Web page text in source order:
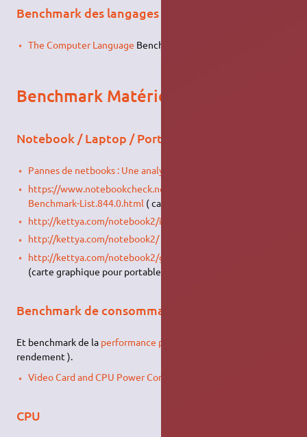
Benchmark des langages de programmation
The Computer Language Benchmarks Game
Benchmark Matériel
Notebook / Laptop / Portable
Pannes de netbooks : Une analyse compare les marques
https://www.notebookcheck.net/Mobile-Graphics-Cards-
Benchmark-List.844.0.html ( carte graphique pour portable )
http://kettya.com/notebook2/index2009.htm
http://kettya.com/notebook2/
http://kettya.com/notebook2/gpu_ranking_mark06.htm
(carte graphique pour portable)
Benchmark de consommation électrique
Et benchmark de la performance par watt consommé
rendement ).
Video Card and CPU Power Consumption
CPU